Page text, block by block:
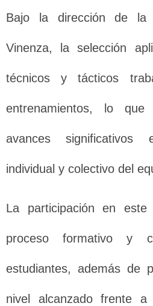
Bajo la dirección de la
Vinenza, la selección
técnicos y tácticos
entrenamientos, lo que
avances significativos
individual y colectivo del
La participación en este
proceso formativo y
estudiantes, además de
nivel alcanzado frente a